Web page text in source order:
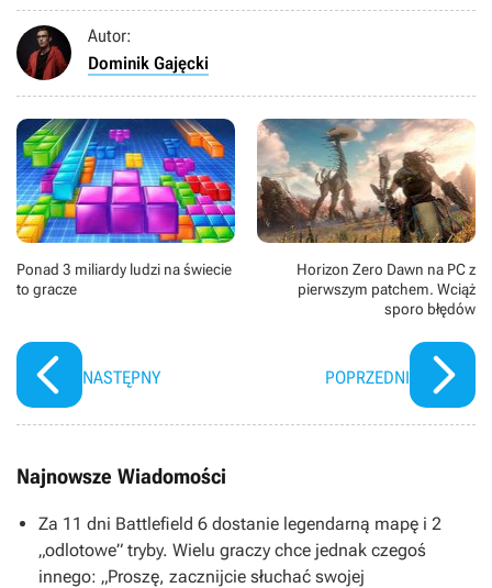
Autor:
Dominik Gajęcki
Ponad 3 miliardy ludzi na świecie
to gracze
NASTĘPNY
Horizon Zero Dawn na PC z
pierwszym patchem. Wciąż
sporo błędów
POPRZEDNI
Najnowsze Wiadomości
Za 11 dni Battlefield 6 dostanie legendarną mapę i 2
„odlotowe” tryby. Wielu graczy chce jednak czegoś
innego: „Proszę, zacznijcie słuchać swojej